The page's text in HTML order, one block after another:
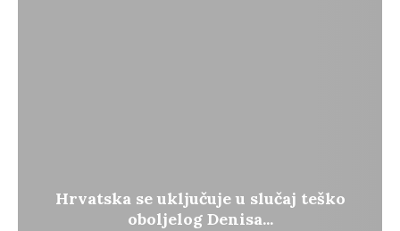
Hrvatska se uključuje u slučaj teško
oboljelog Denisa...